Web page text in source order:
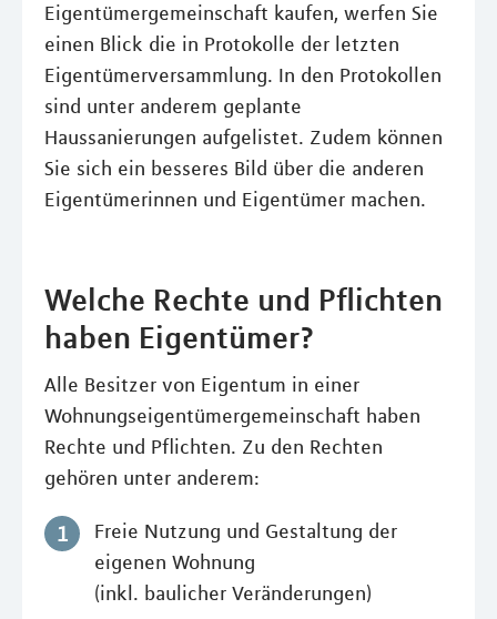
Eigentümergemeinschaft kaufen, werfen Sie
einen Blick die in Protokolle der letzten
Eigentümerversammlung. In den Protokollen
sind unter anderem geplante
Haussanierungen aufgelistet. Zudem können
Sie sich ein besseres Bild über die anderen
Eigentümerinnen und Eigentümer machen.
Welche Rechte und Pflichten
haben Eigentümer?
Alle Besitzer von Eigentum in einer
Wohnungseigentümergemeinschaft haben
Rechte und Pflichten. Zu den Rechten
gehören unter anderem:
Freie Nutzung und Gestaltung der
eigenen Wohnung
(inkl. baulicher Veränderungen)